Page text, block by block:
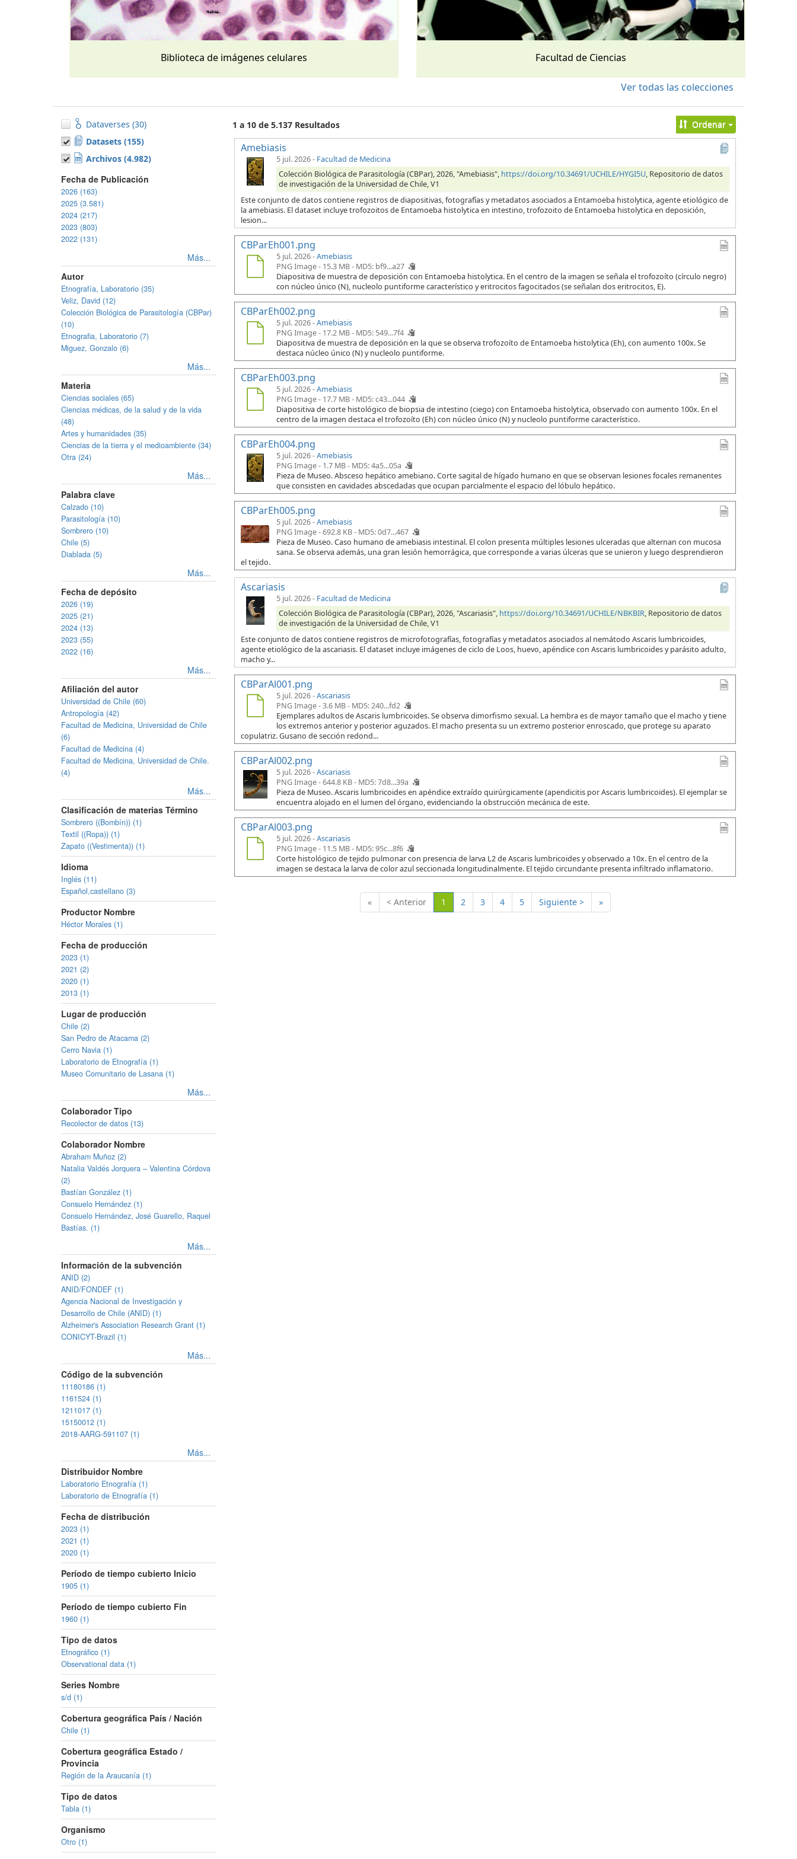
Biblioteca de imágenes celulares Facultad de Ciencias
Ver todas las colecciones
Dataverses (30)
Datasets (155)
Archivos (4.982)
Fecha de Publicación
2026 (163)
2025 (3.581)
2024 (217)
2023 (803)
2022 (131)
Más...
Autor
Etnografía, Laboratorio (35)
Veliz, David (12)
Colección Biológica de Parasitología (CBPar)
(10)
Etnografia, Laboratorio (7)
Miguez, Gonzalo (6)
Más...
Materia
Ciencias sociales (65)
Ciencias médicas, de la salud y de la vida
(48)
Artes y humanidades (35)
Ciencias de la tierra y el medioambiente (34)
Otra (24)
Más...
Palabra clave
Calzado (10)
Parasitología (10)
Sombrero (10)
Chile (5)
Diablada (5)
Más...
Fecha de depósito
2026 (19)
2025 (21)
2024 (13)
2023 (55)
2022 (16)
Más...
Afiliación del autor
Universidad de Chile (60)
Antropología (42)
Facultad de Medicina, Universidad de Chile
(6)
Facultad de Medicina (4)
Facultad de Medicina, Universidad de Chile.
(4)
Más...
Clasificación de materias Término
Sombrero ((Bombín)) (1)
Textil ((Ropa)) (1)
Zapato ((Vestimenta)) (1)
Idioma
Inglés (11)
Español,castellano (3)
Productor Nombre
Héctor Morales (1)
Fecha de producción
2023 (1)
2021 (2)
2020 (1)
2013 (1)
Lugar de producción
Chile (2)
San Pedro de Atacama (2)
Cerro Navia (1)
Laboratorio de Etnografía (1)
Museo Comunitario de Lasana (1)
Más...
Colaborador Tipo
Recolector de datos (13)
Colaborador Nombre
Abraham Muñoz (2)
Natalia Valdés Jorquera – Valentina Córdova
(2)
Bastían González (1)
Consuelo Hernández (1)
Consuelo Hernández, José Guarello, Raquel
Bastías. (1)
Más...
Información de la subvención
ANID (2)
ANID/FONDEF (1)
Agencia Nacional de Investigación y
Desarrollo de Chile (ANID) (1)
Alzheimer's Association Research Grant (1)
CONICYT-Brazil (1)
Más...
Código de la subvención
11180186 (1)
1161524 (1)
1211017 (1)
15150012 (1)
2018-AARG-591107 (1)
Más...
Distribuidor Nombre
Laboratorio Etnografía (1)
Laboratorio de Etnografía (1)
Fecha de distribución
2023 (1)
2021 (1)
2020 (1)
Período de tiempo cubierto Inicio
1905 (1)
Período de tiempo cubierto Fin
1960 (1)
Tipo de datos
Etnográfico (1)
Observational data (1)
Series Nombre
s/d (1)
Cobertura geográfica País / Nación
Chile (1)
Cobertura geográfica Estado /
Provincia
Región de la Araucanía (1)
Tipo de datos
Tabla (1)
Organismo
Otro (1)
1 a 10 de 5.137 Resultados Ordenar
Amebiasis
5 jul. 2026- Facultad de Medicina
Colección Biológica de Parasitología (CBPar), 2026, "Amebiasis", https://doi.org/10.34691/UCHILE/HYGI5U, Repositorio de datos
de investigación de la Universidad de Chile, V1
Este conjunto de datos contiene registros de diapositivas, fotografías y metadatos asociados a Entamoeba histolytica, agente etiológico de
la amebiasis. El dataset incluye trofozoitos de Entamoeba histolytica en intestino, trofozoito de Entamoeba histolytica en deposición,
lesion...
CBParEh001.png
5 jul. 2026 -Amebiasis
PNG Image - 15.3 MB - MD5: bf9...a27
Diapositiva de muestra de deposición con Entamoeba histolytica. En el centro de la imagen se señala el trofozoíto (círculo negro)
con núcleo único (N), nucleolo puntiforme característico y eritrocitos fagocitados (se señalan dos eritrocitos, E).
CBParEh002.png
5 jul. 2026 -Amebiasis
PNG Image - 17.2 MB - MD5: 549...7f4
Diapositiva de muestra de deposición en la que se observa trofozoíto de Entamoeba histolytica (Eh), con aumento 100x. Se
destaca núcleo único (N) y nucleolo puntiforme.
CBParEh003.png
5 jul. 2026 -Amebiasis
PNG Image - 17.7 MB - MD5: c43...044
Diapositiva de corte histológico de biopsia de intestino (ciego) con Entamoeba histolytica, observado con aumento 100x. En el
centro de la imagen destaca el trofozoíto (Eh) con núcleo único (N) y nucleolo puntiforme característico.
CBParEh004.png
5 jul. 2026 -Amebiasis
PNG Image - 1.7 MB - MD5: 4a5...05a
Pieza de Museo. Absceso hepático amebiano. Corte sagital de hígado humano en que se observan lesiones focales remanentes
que consisten en cavidades abscedadas que ocupan parcialmente el espacio del lóbulo hepático.
CBParEh005.png
5 jul. 2026 -Amebiasis
PNG Image - 692.8 KB - MD5: 0d7...467
Pieza de Museo. Caso humano de amebiasis intestinal. El colon presenta múltiples lesiones ulceradas que alternan con mucosa
sana. Se observa además, una gran lesión hemorrágica, que corresponde a varias úlceras que se unieron y luego desprendieron
el tejido.
Ascariasis
5 jul. 2026- Facultad de Medicina
Colección Biológica de Parasitología (CBPar), 2026, "Ascariasis", https://doi.org/10.34691/UCHILE/NBKBIR, Repositorio de datos
de investigación de la Universidad de Chile, V1
Este conjunto de datos contiene registros de microfotografías, fotografías y metadatos asociados al nemátodo Ascaris lumbricoides,
agente etiológico de la ascariasis. El dataset incluye imágenes de ciclo de Loos, huevo, apéndice con Ascaris lumbricoides y parásito adulto,
macho y...
CBParAl001.png
5 jul. 2026 -Ascariasis
PNG Image - 3.6 MB - MD5: 240...fd2
Ejemplares adultos de Ascaris lumbricoides. Se observa dimorfismo sexual. La hembra es de mayor tamaño que el macho y tiene
los extremos anterior y posterior aguzados. El macho presenta su un extremo posterior enroscado, que protege su aparato
copulatriz. Gusano de sección redond...
CBParAl002.png
5 jul. 2026 -Ascariasis
PNG Image - 644.8 KB - MD5: 7d8...39a
Pieza de Museo. Ascaris lumbricoides en apéndice extraído quirúrgicamente (apendicitis por Ascaris lumbricoides). El ejemplar se
encuentra alojado en el lumen del órgano, evidenciando la obstrucción mecánica de este.
CBParAl003.png
5 jul. 2026 -Ascariasis
PNG Image - 11.5 MB - MD5: 95c...8f6
Corte histológico de tejido pulmonar con presencia de larva L2 de Ascaris lumbricoides y observado a 10x. En el centro de la
imagen se destaca la larva de color azul seccionada longitudinalmente. El tejido circundante presenta infiltrado inflamatorio.
« < Anterior 1 (Actual)
2 3 4 5 Siguiente > »